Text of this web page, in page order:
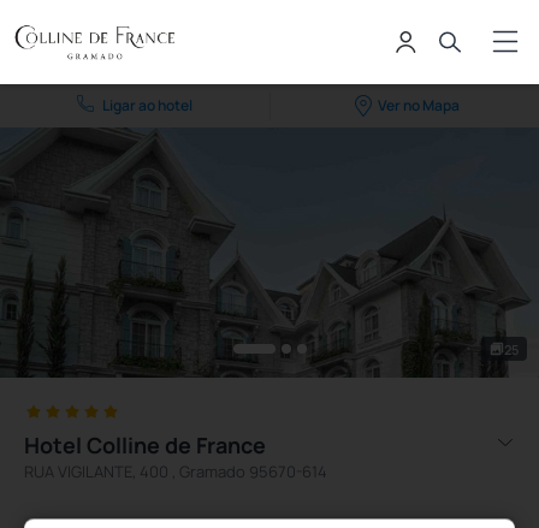
Ligar ao hotel Ver no Mapa
25
Hotel Colline de France
RUA VIGILANTE, 400 , Gramado 95670-614